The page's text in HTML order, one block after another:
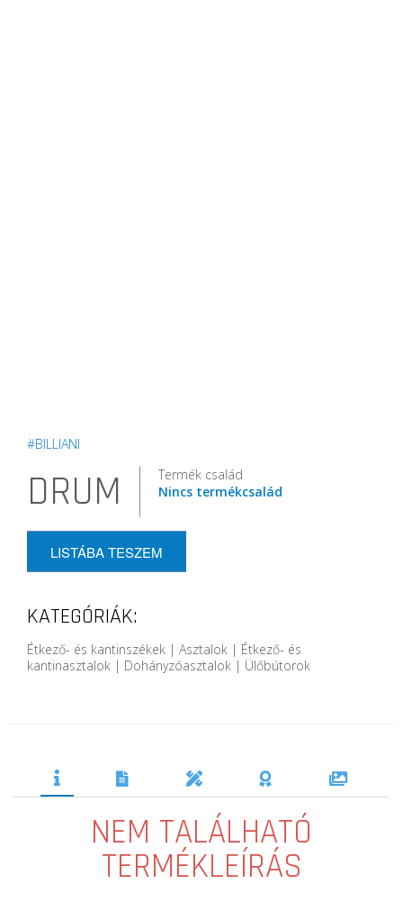
#BILLIANI
DRUM
Termék család
Nincs termékcsalád
LISTÁBA TESZEM
KATEGÓRIÁK:
Étkező- és kantinszékek | Asztalok | Étkező- és
kantinasztalok | Dohányzóasztalok | Ülőbútorok
NEM TALÁLHATÓ
TERMÉKLEÍRÁS